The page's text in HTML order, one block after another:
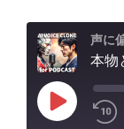
デ
ィ
ン
の
キ
ャ
ス
配
え？
ポ
ド
声に
Play
Episode